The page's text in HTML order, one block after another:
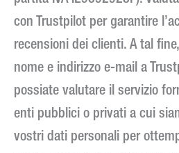
con Trustpilot per garantire
recensioni dei clienti. A tal
nome e indirizzo e-mail a
possiate valutare il servizio
enti pubblici o privati a cui
vostri dati personali per